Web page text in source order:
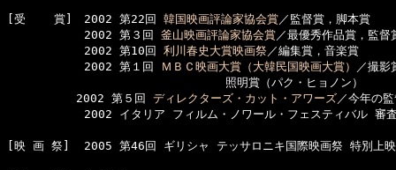
[受    賞]　2002 第22回 韓国映画評論家協会賞／監督賞，脚本賞
      　　　2002 第３回
釜山映画評論家協会賞／最優秀作品賞，監督
      　　　2002 第10回
利川春史大賞映画祭／編集賞，音楽賞
      　　　2002 第１回
ＭＢＣ映画大賞（大韓民国映画大賞）
／撮影
照明賞（パク・ヒョノン）
2002 第５回 ディレクターズ・カット・アワーズ／今年の
　　　2002 イタリア フィルム・ノワール・フェスティバル 審
[映 画 祭]  2005 第46回 ギリシャ テッサロニキ国際映画祭 特別上映